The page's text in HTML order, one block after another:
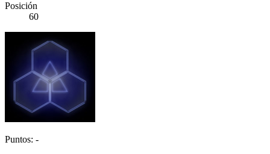
Posición
60
Puntos: -